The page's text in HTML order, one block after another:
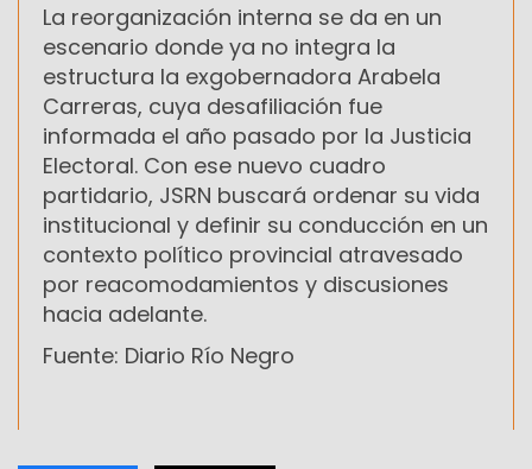
La reorganización interna se da en un
escenario donde ya no integra la
estructura la exgobernadora Arabela
Carreras, cuya desafiliación fue
informada el año pasado por la Justicia
Electoral. Con ese nuevo cuadro
partidario, JSRN buscará ordenar su vida
institucional y definir su conducción en un
contexto político provincial atravesado
por reacomodamientos y discusiones
hacia adelante.
Fuente: Diario Río Negro